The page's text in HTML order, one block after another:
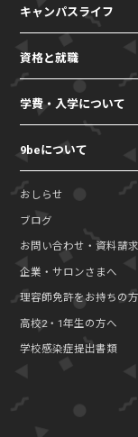
キャンパスライフ
資格と就職
学費・入学について
9beについて
おしらせ
ブログ
お問い合わせ・資料請求
企業・サロンさまへ
理容師免許をお持ちの
高校2・1年生の方へ
学校感染症提出書類